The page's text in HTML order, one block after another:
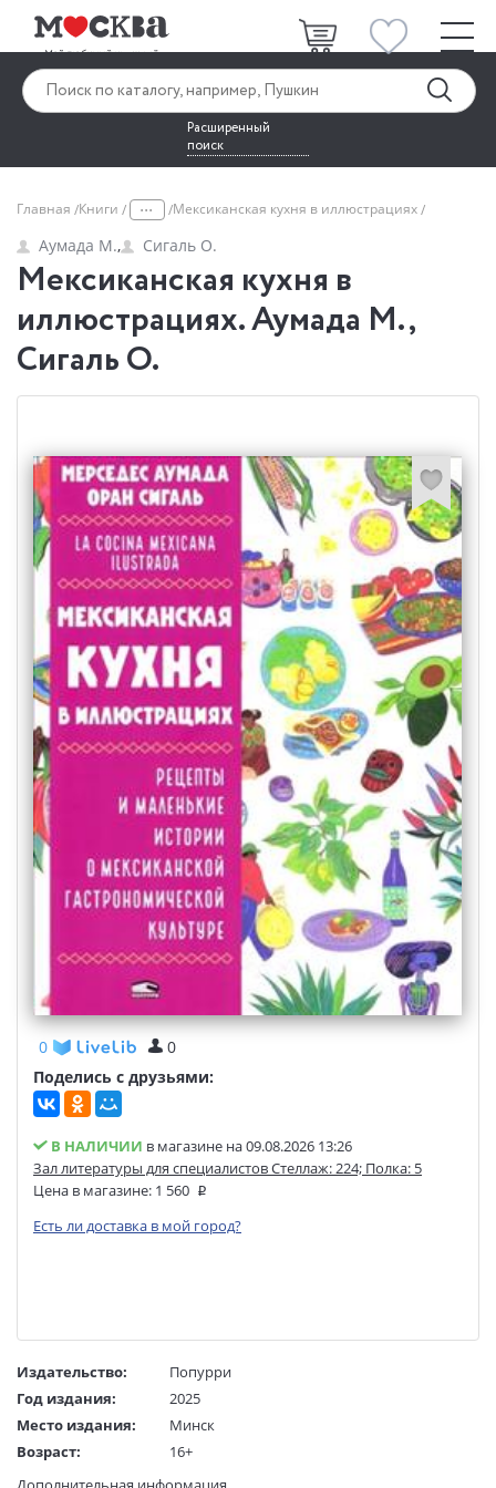
Расширенный
поиск
Главная Книги ... Мексиканская кухня в иллюстрациях
Аумада М., Сигаль О.
Мексиканская кухня в
иллюстрациях. Аумада М.,
Сигаль О.
0
0
Поделись с друзьями:
В НАЛИЧИИ в магазине на 09.08.2026 13:26
Зал литературы для специалистов Стеллаж: 224; Полка: 5
Цена в магазине: 1 560
Есть ли доставка в мой город?
Издательство:
Попурри
Год издания:
2025
Место издания:
Минск
Возраст:
16+
Язык текста:
русский